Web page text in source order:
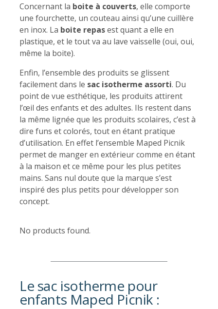
Concernant la boite à couverts, elle comporte
une fourchette, un couteau ainsi qu’une cuillère
en inox. La boite repasest quant a elle en
plastique, et le tout va au lave vaisselle (oui, oui,
même la boite).
Enfin, l’ensemble des produits se glissent
facilement dans le sac isotherme assorti. Du
point de vue esthétique, les produits attirent
l’œil des enfants et des adultes. Ils restent dans
la même lignée que les produits scolaires, c’est à
dire funs et colorés, tout en étant pratique
d’utilisation. En effet l’ensemble Maped Picnik
permet de manger en extérieur comme en étant
à la maison et ce même pour les plus petites
mains. Sans nul doute que la marque s’est
inspiré des plus petits pour développer son
concept.
No products found.
Le sac isotherme pour
enfants Maped Picnik :